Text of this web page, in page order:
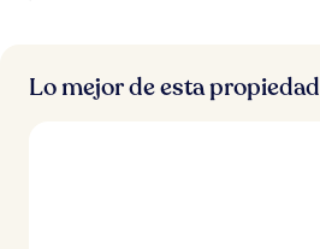
Lo mejor de esta propiedad